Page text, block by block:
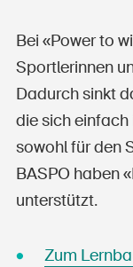
Bei «Power to
Sportlerinnen
Dadurch sinkt
die sich einfach
sowohl für den
BASPO haben
unterstützt.
Zum